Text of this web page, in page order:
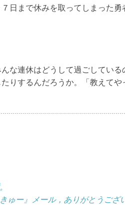
日まで休みを取ってしまった
な連休はどうして過ごしている
りするんだろうか。「教えて
きゅー』メール，ありがとうご